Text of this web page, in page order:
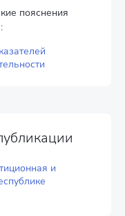
пояснения
и